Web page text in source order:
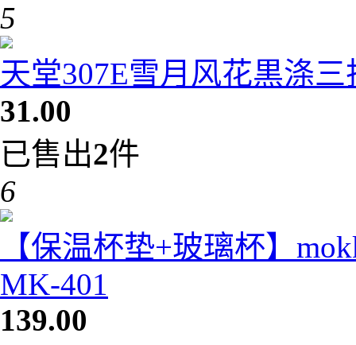
5
天堂307E雪月风花黒涤
31.00
已售出2件
6
【保温杯垫+玻璃杯】
MK-401
139.00